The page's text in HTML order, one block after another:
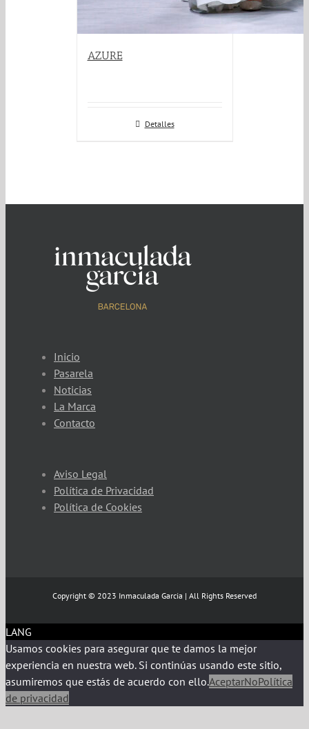
AZURE
Detalles
Inicio
Pasarela
Noticias
La Marca
Contacto
Aviso Legal
Política de Privacidad
Política de Cookies
Copyright © 2023 Inmaculada Garcia | All Rights Reserved
LANG
Usamos cookies para asegurar que te damos la mejor
experiencia en nuestra web. Si continúas usando este sitio,
asumiremos que estás de acuerdo con ello.AceptarNoPolítica
de privacidad